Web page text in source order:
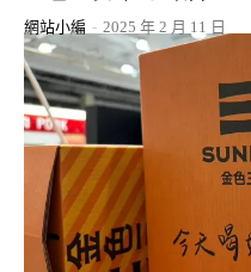
網站小編 - 2025 年 2 月 11 日